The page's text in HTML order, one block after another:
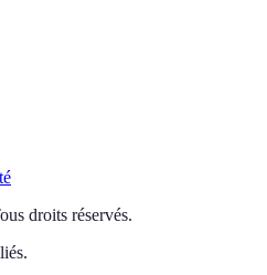
droits réservés.